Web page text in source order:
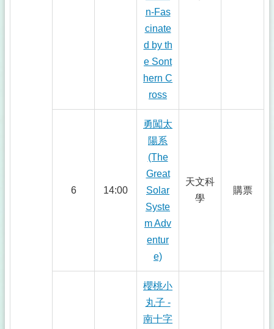
n-Fas
cinate
d by th
e Sont
hern C
ross
6 14:00
勇闖太
陽系
(The
Great
Solar
Syste
m Adv
entur
e)
天文科
學
購票
櫻桃小
丸子 -
南十字